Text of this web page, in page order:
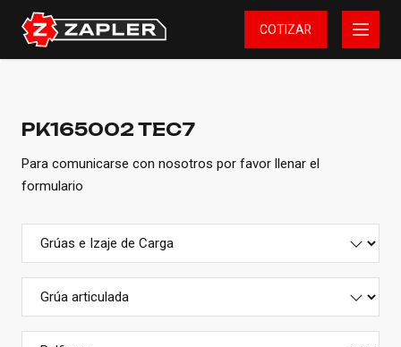
COTIZAR
PK165002 TEC7
Para comunicarse con nosotros por favor llenar el
formulario